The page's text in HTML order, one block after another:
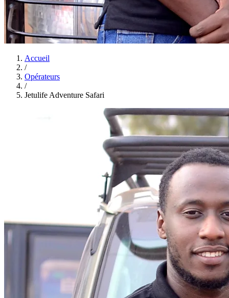
Accueil
/
Opérateurs
/
Jetulife Adventure Safari